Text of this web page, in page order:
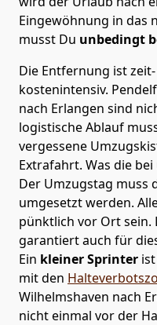
Eingewöhnung in das
musst Du unbedingt
Die Entfernung ist
kostenintensiv.
nach Erlangen sind
logistische Ablauf
vergessene
Extrafahrt. Was die
Der Umzugstag muss
umgesetzt werden.
pünktlich vor Ort sein.
garantiert auch für
Ein kleiner Sprinter
mit den
Wilhelmshaven nach
nicht einmal vor der